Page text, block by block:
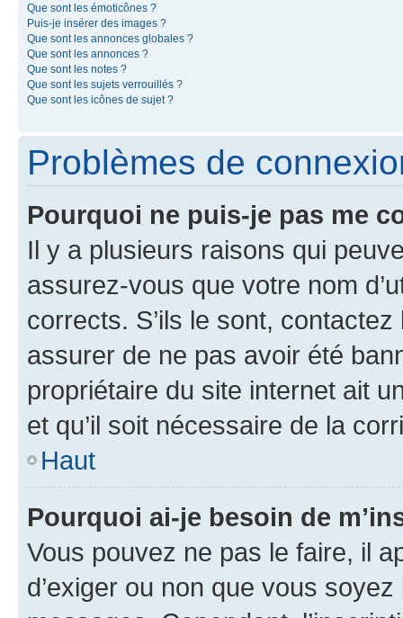
Que sont les émoticônes ?
Puis-je insérer des images ?
Que sont les annonces globales ?
Que sont les annonces ?
Que sont les notes ?
Que sont les sujets verrouillés ?
Que sont les icônes de sujet ?
Problèmes de
Pourquoi ne puis-je pas me
Il y a plusieurs raisons qui
assurez-vous que votre nom
corrects. S’ils le sont,
assurer de ne pas avoir été
propriétaire du site internet ait
et qu’il soit nécessaire de la
Haut
Pourquoi ai-je besoin de
Vous pouvez ne pas le faire, il
d’exiger ou non que vous